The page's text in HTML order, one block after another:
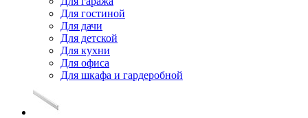
Для гостиной
Для дачи
Для детской
Для кухни
Для офиса
Для шкафа и гардеробной